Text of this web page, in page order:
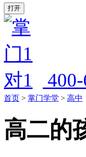
打开
首页 > 掌门学堂 > 高中
高二的